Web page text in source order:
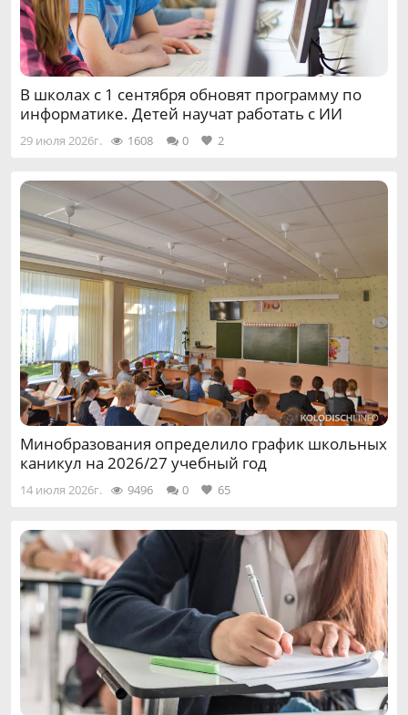
В школах с 1 сентября обновят программу по
информатике. Детей научат работать с ИИ
29 июля 2026г. 1608 0 2
Минобразования определило график школьных
каникул на 2026/27 учебный год
14 июля 2026г. 9496 0 65